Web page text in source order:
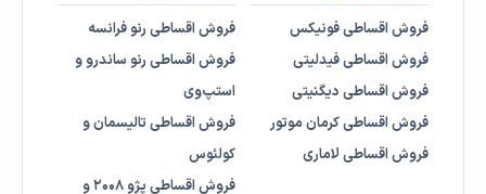
فروش اقساطی فونیکس
فروش اقساطی فیدلیتی
فروش اقساطی دیگنیتی
فروش اقساطی کرمان موتور
فروش اقساطی لاماری
فروش اقساطی رنو فرانسه
فروش اقساطی رنو ساندرو و
استپ‌وی
فروش اقساطی تالیسمان و
کولئوس
فروش اقساطی پژو ۲۰۰۸ و